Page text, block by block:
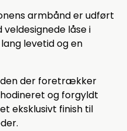
armbånd er udført
låse i
levetid og en
der foretrækker
og forgyldt
eksklusivt finish til